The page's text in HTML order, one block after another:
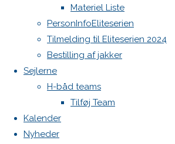
Materiel Liste
PersonInfoEliteserien
Tilmelding til Eliteserien 2024
Bestilling af jakker
Sejlerne
H-båd teams
Tilføj Team
Kalender
Nyheder
felter er
markeret
med*
Comment